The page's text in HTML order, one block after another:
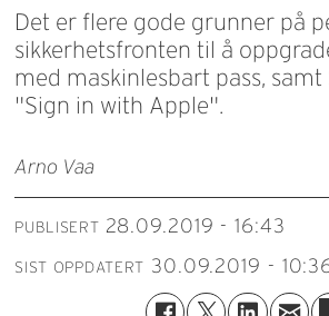
Det er flere gode grunner på
sikkerhetsfronten til å
med maskinlesbart pass, samt
"Sign in with Apple".
Arno Vaa
PUBLISERT 28.09.2019 - 16:43
SIST OPPDATERT 30.09.2019 -